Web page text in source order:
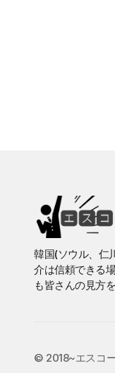
韓国(ソウル、仁
介は信頼できる
も皆さんの見方
©️ 2018~エスコ